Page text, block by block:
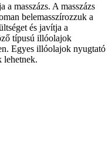
masszázs. A masszázs
belemasszírozzuk a
és javítja a
típusú illóolajok
Egyes illóolajok nyugtató
lehetnek.